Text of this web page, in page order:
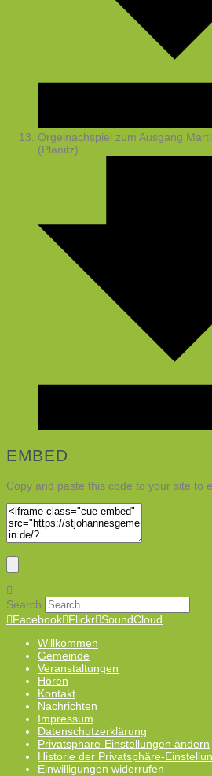
Orgelnachspiel zum Ausgang
(Planitz)
EMBED
Copy and paste this code to your site to
Search
Facebook Flickr SoundCloud
Willkommen
Gemeinde
Veranstaltungen
Hören
Kontakt
Nachrichten
Impressum
Datenschutzerklärung
Privatsphäre-Einstellungen ändern
Historie der Privatsphäre-
Einwilligungen widerrufen